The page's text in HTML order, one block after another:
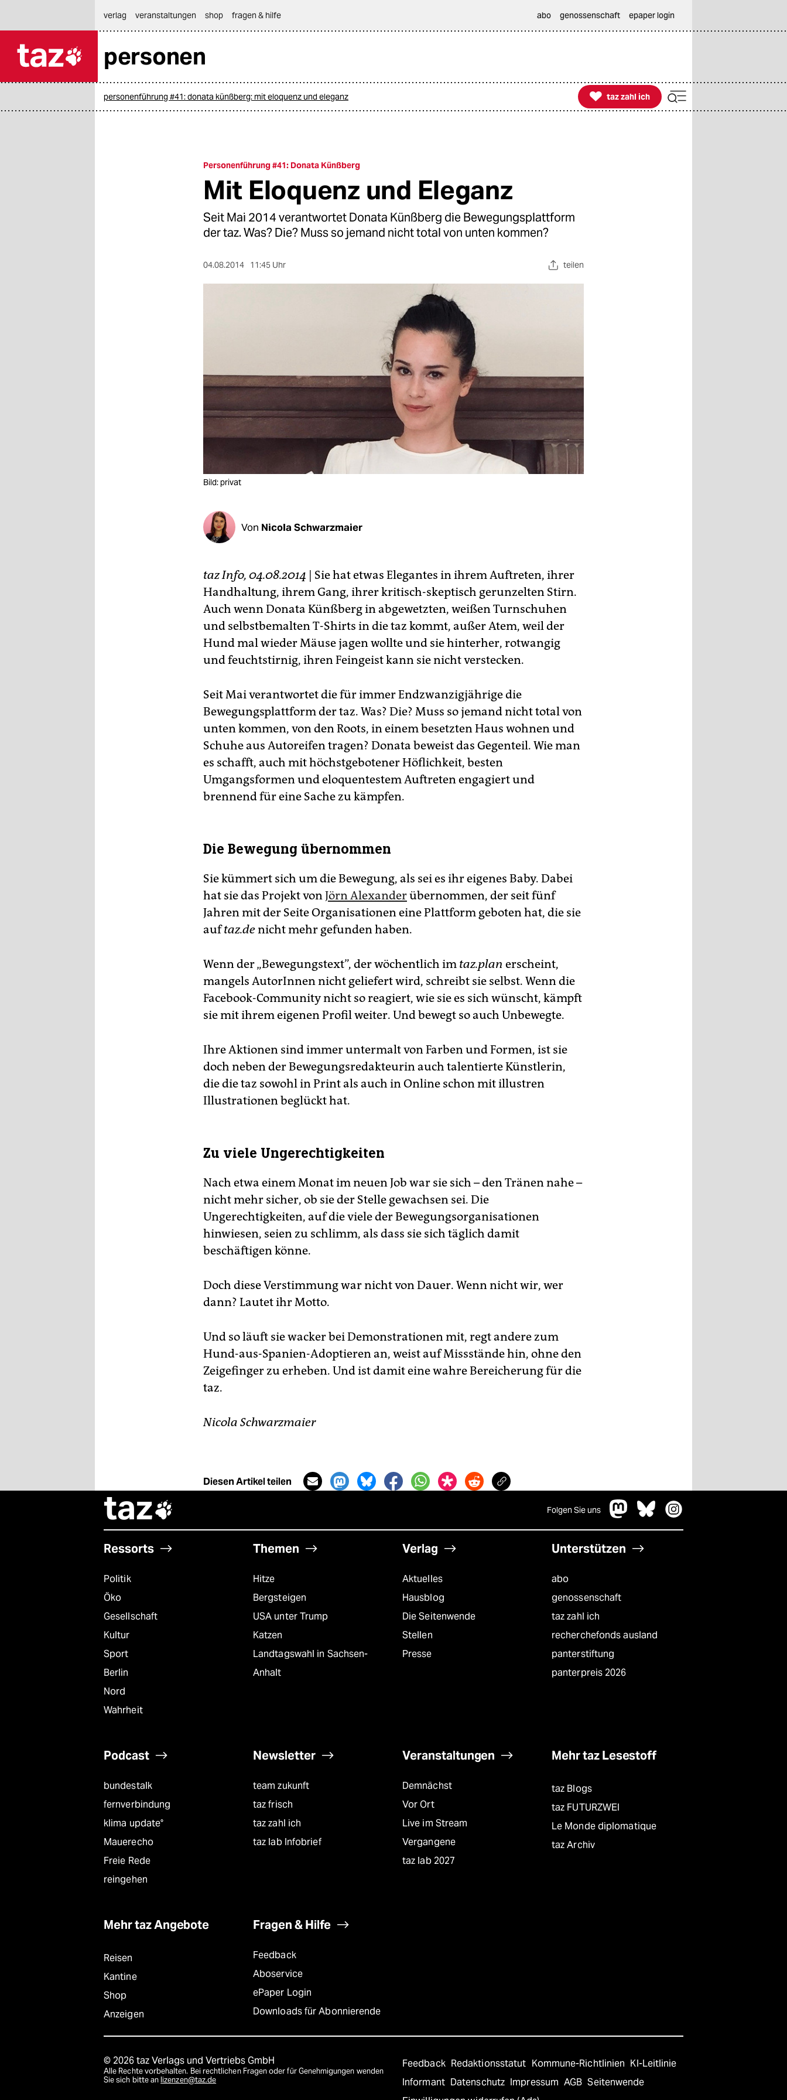
themen
verlag
veranstaltungen shop fragen & hilfe abo genossenschaft epaper login
personen
personenführung #41: donata künßberg: mit eloquenz und eleganz 
taz zahl ich
taz zahl ich
Personenführung #41: Donata Künßberg
Mit Eloquenz und Eleganz
Seit Mai 2014 verantwortet Donata Künßberg die Bewegungsplattform
der taz. Was? Die? Muss so jemand nicht total von unten kommen?
04.08.2014 11:45 Uhr teilen
Bild: privat
Von Nicola Schwarzmaier
taz Info, 04.08.2014 | Sie hat etwas Elegantes in ihrem Auftreten, ihrer
Handhaltung, ihrem Gang, ihrer kritisch-skeptisch gerunzelten Stirn.
Auch wenn Donata Künßberg in abgewetzten, weißen Turnschuhen
und selbstbemalten T-Shirts in die taz kommt, außer Atem, weil der
Hund mal wieder Mäuse jagen wollte und sie hinterher, rotwangig
und feuchtstirnig, ihren Feingeist kann sie nicht verstecken.
Seit Mai verantwortet die für immer Endzwanzigjährige die
Bewegungsplattform der taz. Was? Die? Muss so jemand nicht total von
unten kommen, von den Roots, in einem besetzten Haus wohnen und
Schuhe aus Autoreifen tragen? Donata beweist das Gegenteil. Wie man
es schafft, auch mit höchstgebotener Höflichkeit, besten
Umgangsformen und eloquentestem Auftreten engagiert und
brennend für eine Sache zu kämpfen.
Die Bewegung übernommen
Sie kümmert sich um die Bewegung, als sei es ihr eigenes Baby. Dabei
hat sie das Projekt vonJörn Alexanderübernommen, der seit fünf
Jahren mit der Seite Organisationen eine Plattform geboten hat, die sie
auftaz.denicht mehr gefunden haben.
Wenn der „Bewegungstext”, der wöchentlich im taz.plan erscheint,
mangels AutorInnen nicht geliefert wird, schreibt sie selbst. Wenn die
Facebook-Community nicht so reagiert, wie sie es sich wünscht, kämpft
sie mit ihrem eigenen Profil weiter. Und bewegt so auch Unbewegte.
Ihre Aktionen sind immer untermalt von Farben und Formen, ist sie
doch neben der Bewegungsredakteurin auch talentierte Künstlerin,
die die taz sowohl in Print als auch in Online schon mit illustren
Illustrationen beglückt hat.
Zu viele Ungerechtigkeiten
Nach etwa einem Monat im neuen Job war sie sich – den Tränen nahe –
nicht mehr sicher, ob sie der Stelle gewachsen sei. Die
Ungerechtigkeiten, auf die viele der Bewegungsorganisationen
hinwiesen, seien zu schlimm, als dass sie sich täglich damit
beschäftigen könne.
Doch diese Verstimmung war nicht von Dauer. Wenn nicht wir, wer
dann? Lautet ihr Motto.
Und so läuft sie wacker bei Demonstrationen mit, regt andere zum
Hund-aus-Spanien-Adoptieren an, weist auf Missstände hin, ohne den
Zeigefinger zu erheben. Und ist damit eine wahre Bereicherung für die
taz.
Nicola Schwarzmaier
Diesen Artikel teilen
taz Folgen Sie uns
Ressorts
Politik
Öko
Gesellschaft
Kultur
Sport
Berlin
Nord
Wahrheit
Themen
Hitze
Bergsteigen
USA unter Trump
Katzen
Landtagswahl in Sachsen-
Anhalt
Verlag
Aktuelles
Hausblog
Die Seitenwende
Stellen
Presse
Unterstützen
abo
genossenschaft
taz zahl ich
recherchefonds ausland
panterstiftung
panterpreis 2026
Podcast
bundestalk
fernverbindung
klima update°
Mauerecho
Freie Rede
reingehen
Newsletter
team zukunft
taz frisch
taz zahl ich
taz lab Infobrief
Veranstaltungen
Demnächst
Vor Ort
Live im Stream
Vergangene
taz lab 2027
Mehr taz Lesestoff
taz Blogs
taz FUTURZWEI
Le Monde diplomatique
taz Archiv
Mehr taz Angebote
Reisen
Kantine
Shop
Anzeigen
Fragen & Hilfe
Feedback
Aboservice
ePaper Login
Downloads für Abonnierende
© 2026 taz Verlags und Vertriebs GmbH
Alle Rechte vorbehalten. Bei rechtlichen Fragen oder für Genehmigungen wenden
Sie sich bitte an lizenzen@taz.de
Feedback Redaktionsstatut Kommune-Richtlinien KI-Leitlinie
Informant Datenschutz Impressum AGB Seitenwende